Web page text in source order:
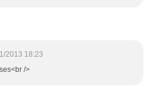
2013 18:23
/>